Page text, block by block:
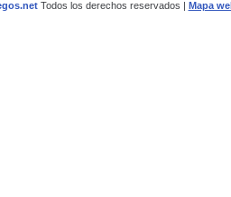
Todos los derechos reservados | Mapa